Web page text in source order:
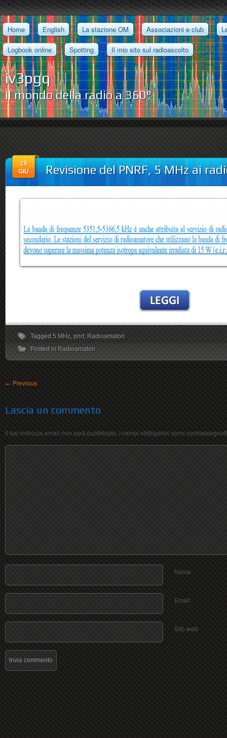
iv3pgq
Il mondo della radio a 360°
Home English La stazione OM Associazioni e club
Logbook online Spotting Il mio sito sul radioascolto
29
GIU
Revisione del PNRF, 5 MHz ai
Tagged 5 MHz, pnrf, Radioamatori
Posted in Radioamatori
← Previous
Lascia un commento
Il tuo indirizzo email non sarà pubblicato. I campi obbligatori sono
Nome
Email
Sito web